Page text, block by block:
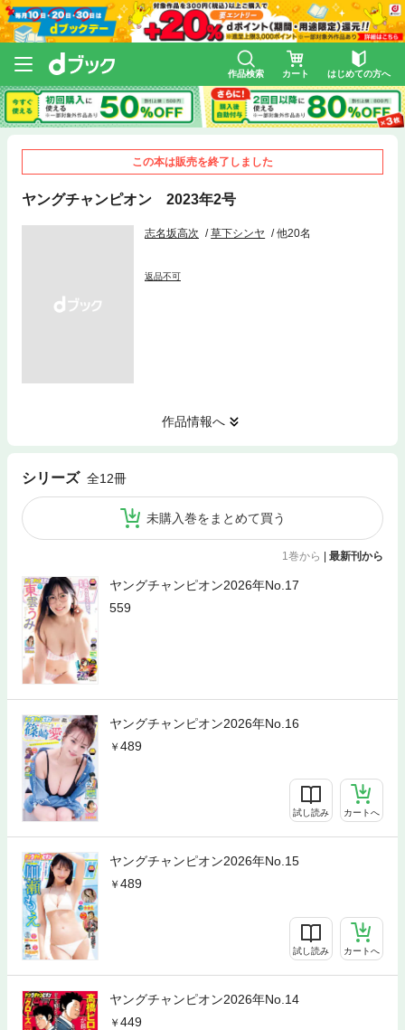
作品検索 カート はじめての方へ
この本は販売を終了しました
ヤングチャンピオン 2023年2号
志名坂高次 草下シンヤ 他20名
返品不可
作品情報へ
シリーズ 全12冊
未購入巻をまとめて買う
1巻から 最新刊から
ヤングチャンピオン2026年No.17
559
ヤングチャンピオン2026年No.16
489
試し読み カートへ
ヤングチャンピオン2026年No.15
489
試し読み カートへ
ヤングチャンピオン2026年No.14
449